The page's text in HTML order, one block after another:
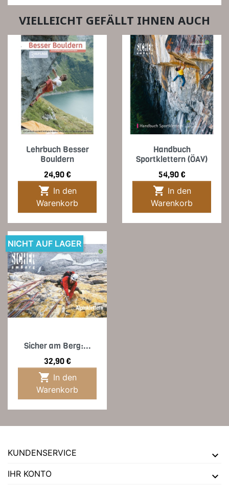
VIELLEICHT GEFÄLLT IHNEN AUCH
Lehrbuch Besser
Bouldern
Preis
24,90 €

Warenkorb
Handbuch
Sportklettern (ÖAV)
Preis
54,90 €

Warenkorb
Sicher am Berg:...
Preis
32,90 €

Warenkorb
NICHT AUF LAGER
KUNDENSERVICE
IHR KONTO